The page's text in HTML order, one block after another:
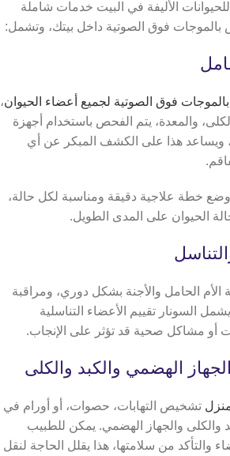
الأليفة في البيت خدمات شاملة
فوق الصوتية داخل بيتك، وتشمل:
فوق الصوتية لجميع أعضاء الحيوان،
والمعدة، يتم الفحص باستخدام أجهزة
ويساعد هذا على الكشف المبكر عن أي
خطة علاجية دقيقة ومناسبة لكل حالة،
الحيوان على المدى الطويل.
الأم الحامل والأجنة بشكل دوري، ومراقبة
السونار تقييم الأعضاء التناسلية
مشاكل صحية قد تؤثر على الإنجاب.
تشخيص التهابات، حصوات، أو أورام في
والكلى والجهاز الهضمي. يمكن للطبيب
والتأكد من سلامتها، هذا يقلل الحاجة لنقل